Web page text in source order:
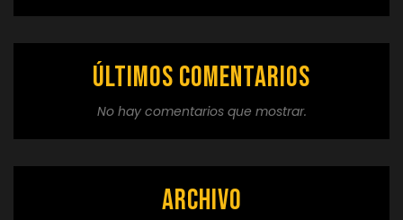
Últimos comentarios
No hay comentarios que mostrar.
Archivo